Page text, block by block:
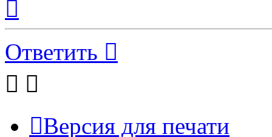
началу
Ответить
Версия для печати